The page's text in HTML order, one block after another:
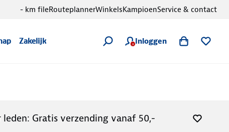
Zakelijk Inloggen
- km fileRouteplannerWinkelsKampioenService & contact
leden: Gratis verzending vanaf 50,-